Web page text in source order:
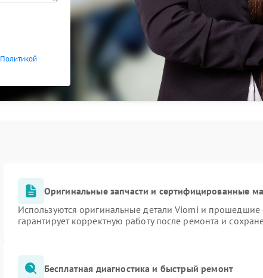
Политикой
Оригинальные запчасти и сертифицированные
Используются оригинальные детали Viomi и
гарантирует корректную работу после ремонта и
Бесплатная диагностика и быстрый ремонт